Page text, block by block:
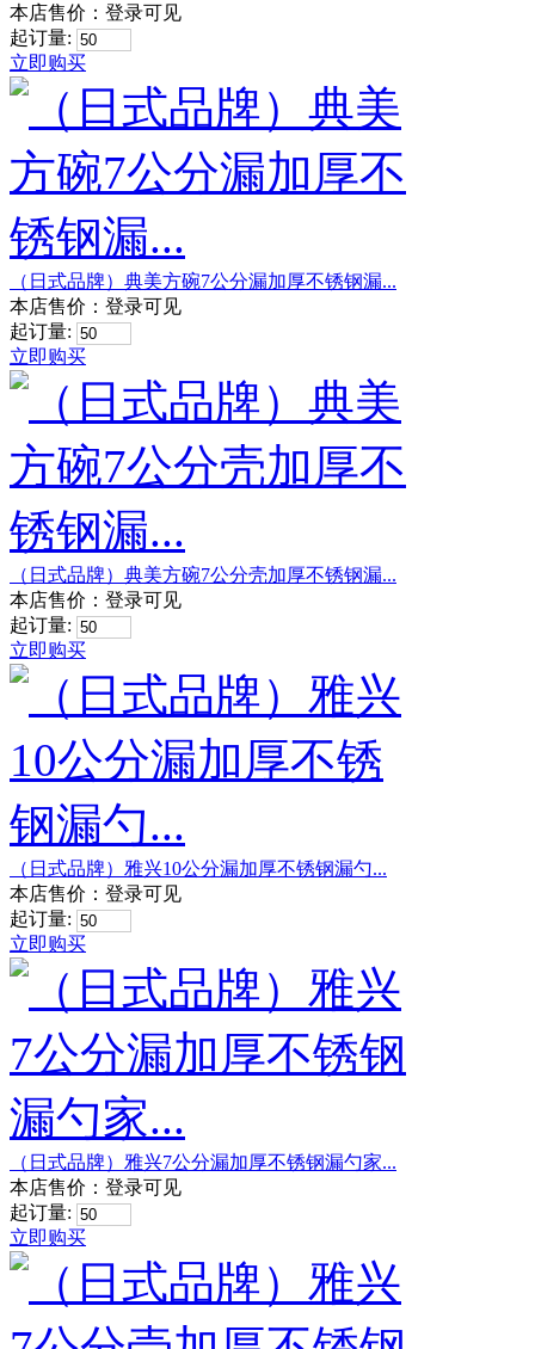
本店售价： 登录可见
起订量:
立即购买
（日式品牌）典美方碗7公分漏加厚不锈钢漏...
本店售价： 登录可见
起订量:
立即购买
（日式品牌）典美方碗7公分壳加厚不锈钢漏...
本店售价： 登录可见
起订量:
立即购买
（日式品牌）雅兴10公分漏加厚不锈钢漏勺...
本店售价： 登录可见
起订量:
立即购买
（日式品牌）雅兴7公分漏加厚不锈钢漏勺家...
本店售价： 登录可见
起订量:
立即购买